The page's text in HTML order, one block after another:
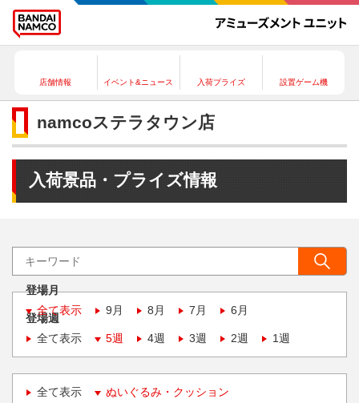
店舗情報 イベント&ニュース 入荷プライズ 設置ゲーム機
namcoステラタウン店
入荷景品・プライズ情報
登場月
全て表示
9月 8月 7月 6月
登場週
全て表示
5週 4週 3週 2週 1週
全て表示 ぬいぐるみ・クッション